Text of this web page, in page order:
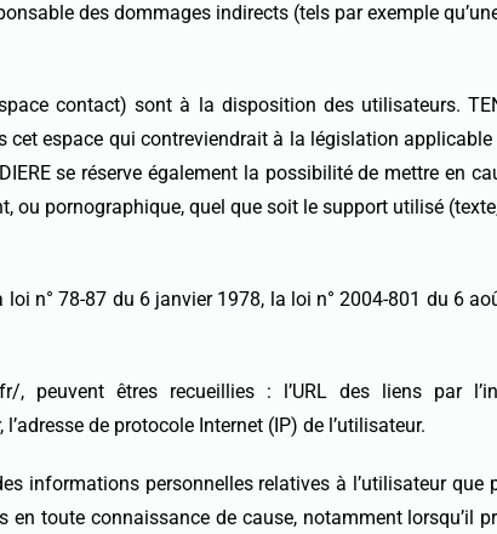
des dommages indirects (tels par exemple
contact) sont à la disposition des utilisateurs.
espace qui contreviendrait à la législation
se réserve également la possibilité de mettre en
ou pornographique, quel que soit le support utilisé
n° 78-87 du 6 janvier 1978, la loi n° 2004-801 du 6
, peuvent êtres recueillies : l’URL des liens par
de protocole Internet (IP) de l’utilisateur.
informations personnelles relatives à l’utilisateur
toute connaissance de cause, notamment lorsqu’il